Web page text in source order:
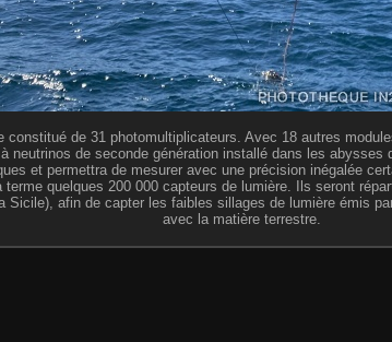
constitué de 31 photomultiplicateurs. Avec 18 autres
neutrinos de seconde génération installé dans les
et permettra de mesurer avec une précision inégalée
quelques 200 000 capteurs de lumière. Ils seront
Sicile), afin de capter les faibles sillages de lumière émis
avec la matière terrestre.